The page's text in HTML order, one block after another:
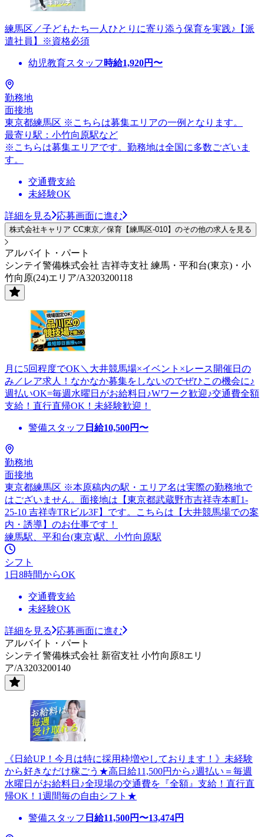
練馬区／子どもたち一人ひとりに寄り添う保育を実践♪【派
遣社員】※資格必須
幼児教育スタッフ 時給1,920円〜
勤務地
面接地
東京都練馬区 ※こちらは募集エリアの一例となります。
最寄り駅：小竹向原駅など
※こちらは募集エリアです。勤務地は全国に多数ございま
す。
交通費支給
未経験OK
詳細を見る 応募画面に進む
株式会社キャリア CC東京／保育【練馬区-010】のその他の求人を見る
アルバイト・パート
シンテイ警備株式会社 吉祥寺支社 練馬・平和台(東京)・小
竹向原(24)エリア/A3203200118
月に5回程度でOK＼大井競馬場×イベント×レース開催日の
み／レア求人！なかなか募集をしないのでぜひこの機会に♪
週払いOK=毎週水曜日がお給料日♪Wワーク歓迎♪交通費全額
支給！直行直帰OK！未経験歓迎！
警備スタッフ 日給10,500円〜
勤務地
面接地
東京都練馬区 ※本原稿内の駅・エリア名は実際の勤務地で
はございません。面接地は【東京都武蔵野市吉祥寺本町1-
25-10 吉祥寺TRビル3F】です。こちらは【大井競馬場での案
内・誘導】のお仕事です！
練馬駅、平和台(東京)駅、小竹向原駅
シフト
1日8時間からOK
交通費支給
未経験OK
詳細を見る
応募画面に進む
アルバイト・パート
シンテイ警備株式会社 新宿支社 小竹向原8エリ
ア/A3203200140
《日給UP！今月は特に採用枠増やしております！》未経験
から好きなだけ稼ごう★高日給11,500円から♪週払い＝毎週
水曜日がお給料日♪全現場の交通費を『全額』支給！直行直
帰OK！1週間毎の自由シフト★
警備スタッフ 日給11,500円〜13,474円